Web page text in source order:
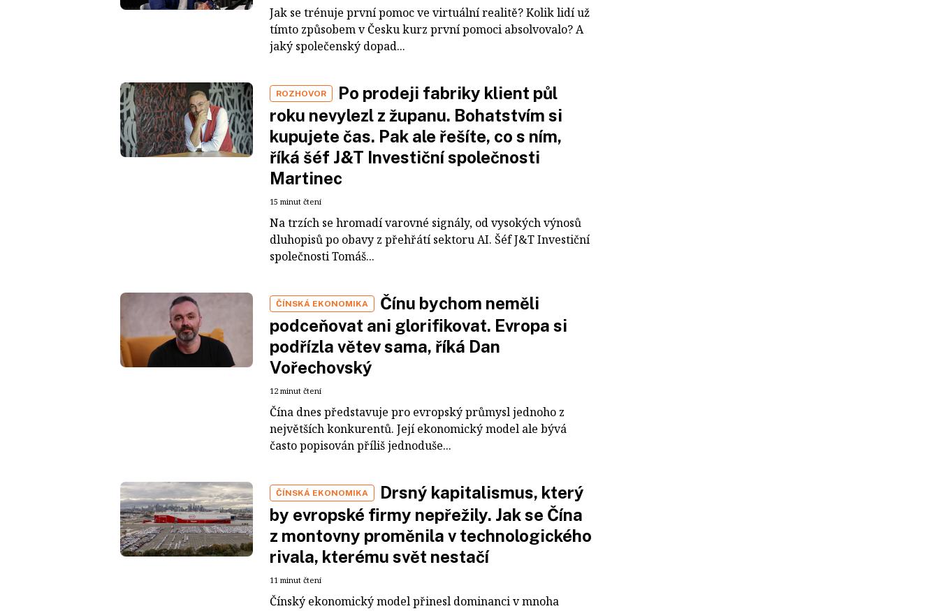
Jak se trénuje první pomoc ve virtuální realitě? Kolik lidí už
tímto způsobem v Česku kurz první pomoci absolvovalo? A
jaký společenský dopad...
ROZHOVOR
Po prodeji fabriky klient půl
roku nevylezl z županu. Bohatstvím si
kupujete čas. Pak ale řešíte, co s ním,
říká šéf J&T Investiční společnosti
Martinec
15 minut čtení
Na trzích se hromadí varovné signály, od vysokých výnosů
dluhopisů po obavy z přehřátí sektoru AI. Šéf J&T Investiční
společnosti Tomáš...
ČÍNSKÁ EKONOMIKA
Čínu bychom neměli
podceňovat ani glorifikovat. Evropa si
podřízla větev sama, říká Dan
Vořechovský
12 minut čtení
Čína dnes představuje pro evropský průmysl jednoho z
největších konkurentů. Její ekonomický model ale bývá
často popisován příliš jednoduše...
ČÍNSKÁ EKONOMIKA
Drsný kapitalismus, který
by evropské firmy nepřežily. Jak se Čína
z montovny proměnila v technologického
rivala, kterému svět nestačí
11 minut čtení
Čínský ekonomický model přinesl dominanci v mnoha